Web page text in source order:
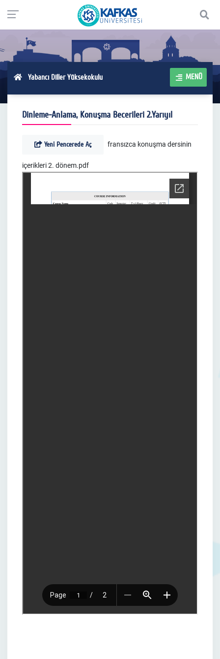
Yabancı Diller Yüksekokulu MENÜ
Dinleme-Anlama, Konuşma Becerileri 2.Yarıyıl
Yeni Pencerede Aç fransızca konuşma dersinin
içerikleri 2. dönem.pdf